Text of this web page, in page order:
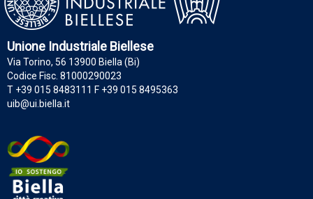
Unione Industriale Biellese
Via Torino, 56 13900 Biella (Bi)
Codice Fisc. 81000290023
T +39 015 8483111 F +39 015 8495363
uib@ui.biella.it